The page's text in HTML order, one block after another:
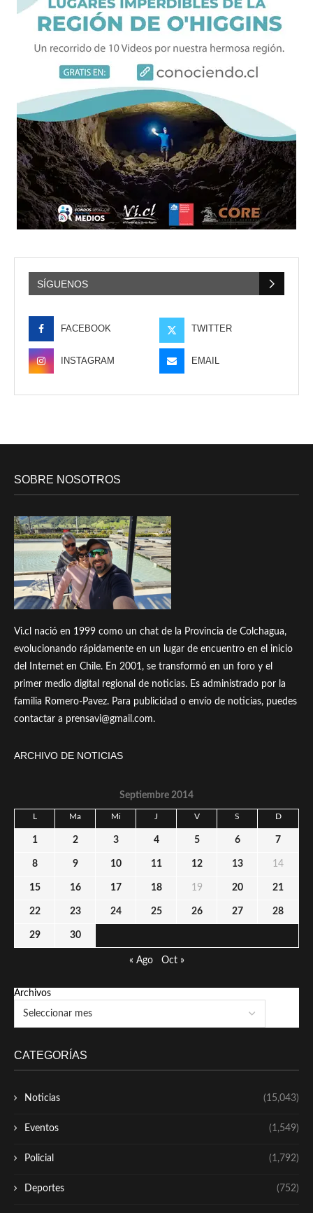
SÍGUENOS
FACEBOOK TWITTER
INSTAGRAM EMAIL
SOBRE NOSOTROS
Vi.cl nació en 1999 como un chat de la Provincia de Colchagua,
evolucionando rápidamente en un lugar de encuentro en el inicio
del Internet en Chile. En 2001, se transformó en un foro y el
primer medio digital regional de noticias. Es administrado por la
familia Romero-Pavez. Para publicidad o envío de noticias, puedes
contactar a prensavi@gmail.com.
ARCHIVO DE NOTICIAS
Septiembre 2014
L Ma Mi J V S D
1 2 3 4 5 6 7
8 9 10 11 12 13 14
15 16 17 18 19 20 21
22 23 24 25 26 27 28
29 30
« Ago Oct »
Archivos
CATEGORÍAS
Noticias (15,043)
Eventos (1,549)
Policial (1,792)
Deportes (752)